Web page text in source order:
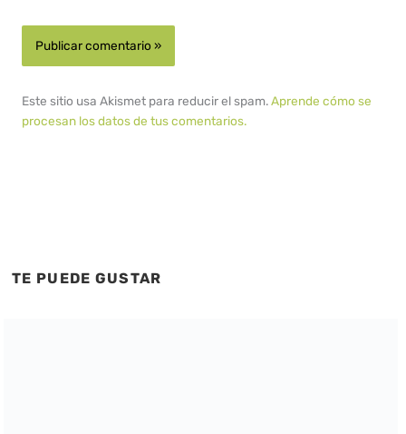
Este sitio usa Akismet para reducir el spam.Aprende cómo se
procesan los datos de tus comentarios.
TE PUEDE GUSTAR